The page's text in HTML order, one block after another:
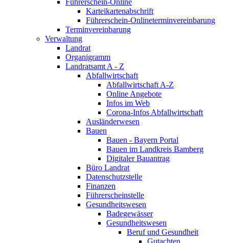
Führerschein-Online
Karteikartenabschrift
Führerschein-Onlineterminvereinbarung
Terminvereinbarung
Verwaltung
Landrat
Organigramm
Landratsamt A - Z
Abfallwirtschaft
Abfallwirtschaft A-Z
Online Angebote
Infos im Web
Corona-Infos Abfallwirtschaft
Ausländerwesen
Bauen
Bauen - Bayern Portal
Bauen im Landkreis Bamberg
Digitaler Bauantrag
Büro Landrat
Datenschutzstelle
Finanzen
Führerscheinstelle
Gesundheitswesen
Badegewässer
Gesundheitswesen
Beruf und Gesundheit
Gutachten